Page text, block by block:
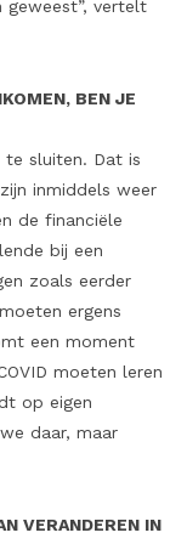
geweest”, vertelt
BEN JE
te sluiten. Dat is
inmiddels weer
de financiële
bij een
zoals eerder
ergens
een moment
moeten leren
op eigen
daar, maar
VERANDEREN IN